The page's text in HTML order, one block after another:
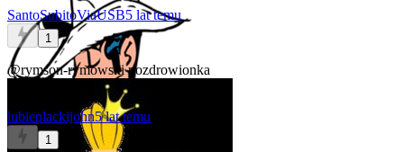
SantoSubitoViaUSB5 lat temu
1
@rymson-rymowskipozdrowionka
lubieplackijohn5 lat temu
1